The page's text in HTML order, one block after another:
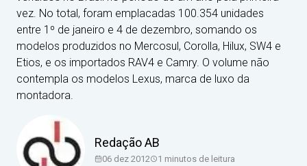
vez. No total, foram emplacadas 100.354 unidades
entre 1º de janeiro e 4 de dezembro, somando os
modelos produzidos no Mercosul, Corolla, Hilux, SW4 e
Etios, e os importados RAV4 e Camry. O volume não
contempla os modelos Lexus, marca de luxo da
montadora.
Redação AB
06 dez 2012 1 minutos de leitura